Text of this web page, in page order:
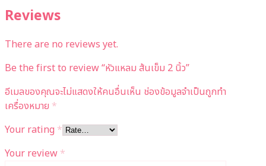
Reviews
There are no reviews yet.
Be the first to review “หัวแหลม ส้นเข็ม 2 นิ้ว”
อีเมลของคุณจะไม่แสดงให้คนอื่นเห็น ช่องข้อมูลจำเป็นถูกทำ
เครื่องหมาย *
Your rating *
Your review *